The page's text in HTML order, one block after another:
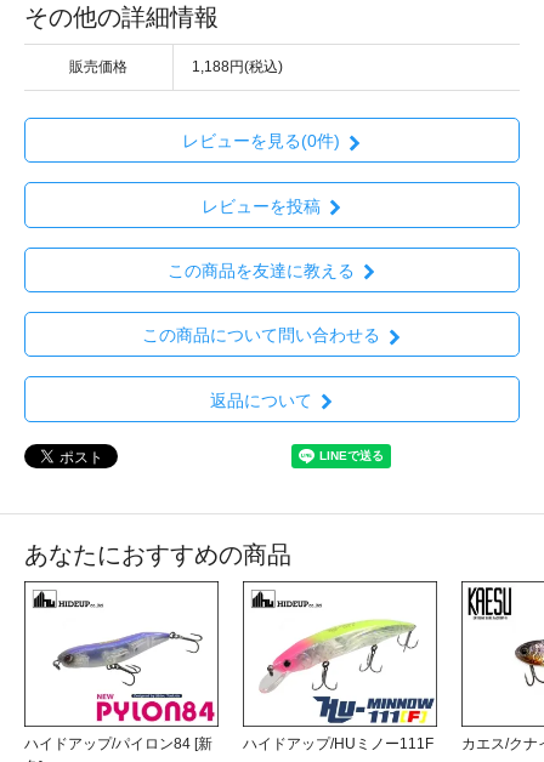
その他の詳細情報
販売価格 1,188円(税込)
レビューを見る(0件)
レビューを投稿
この商品を友達に教える
この商品について問い合わせる
返品について
あなたにおすすめの商品
ハイドアップ/パイロン84 [新
ハイドアップ/HUミノー111F
カエス/クナ